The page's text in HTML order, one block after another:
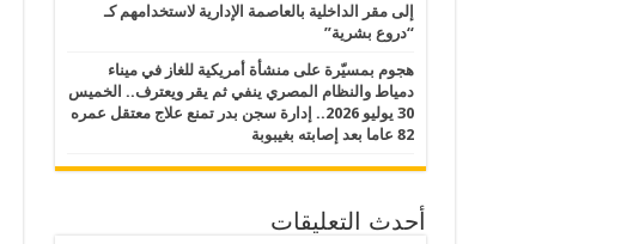
إلى مقر الداخلية بالعاصمة الإدارية لاستخدامهم كـ
“دروع بشرية”
هجوم بمسيّرة على منشأة أمريكية للغاز في ميناء
دمياط والنظام المصري ينفي ثم يقر ويعترف.. الخميس
30 يوليو 2026.. إدارة سجن بدر تمنع علاج معتقل عمره
82 عاما بعد إصابته بغيبوبة
أحدث التعليقات